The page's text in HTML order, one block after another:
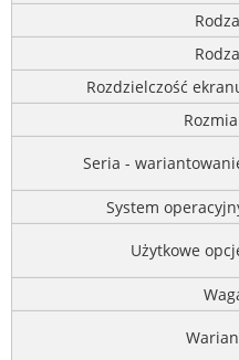
Rozdzielczość
Seria -
System
Użytkowe